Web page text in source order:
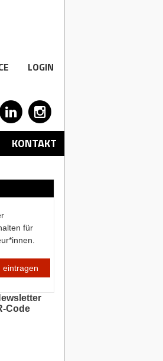
LOGIN
KONTAKT
für
eintragen
Code